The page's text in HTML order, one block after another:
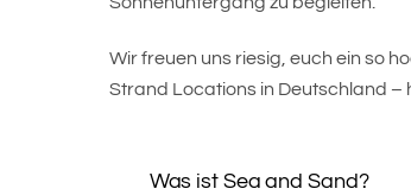
Wir freuen uns riesig, euch ein so
Strand Locations in Deutschland –
Was ist Sea and Sand?